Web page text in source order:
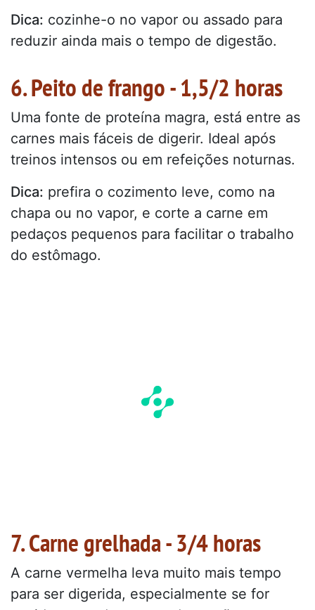
Dica: cozinhe-o no vapor ou assado para
reduzir ainda mais o tempo de digestão.
6. Peito de frango - 1,5/2 horas
Uma fonte de proteína magra, está entre as
carnes mais fáceis de digerir. Ideal após
treinos intensos ou em refeições noturnas.
Dica: prefira o cozimento leve, como na
chapa ou no vapor, e corte a carne em
pedaços pequenos para facilitar o trabalho
do estômago.
7. Carne grelhada - 3/4 horas
A carne vermelha leva muito mais tempo
para ser digerida, especialmente se for